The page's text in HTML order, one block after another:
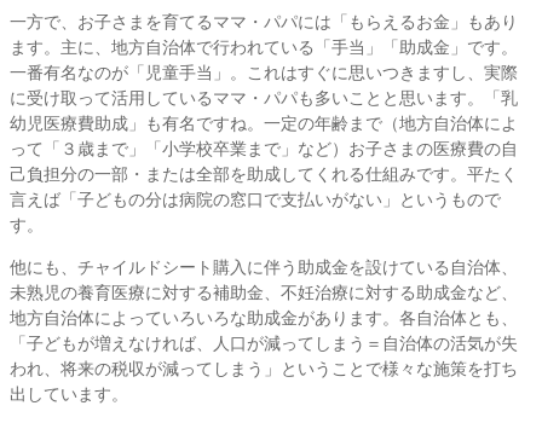
一方で、お子さまを育てるママ・パパには「もらえるお金」もあり
ます。主に、地方自治体で行われている「手当」「助成金」です。
一番有名なのが「児童手当」。これはすぐに思いつきますし、実際
に受け取って活用しているママ・パパも多いことと思います。「乳
幼児医療費助成」も有名ですね。一定の年齢まで（地方自治体によ
って「３歳まで」「小学校卒業まで」など）お子さまの医療費の自
己負担分の一部・または全部を助成してくれる仕組みです。平たく
言えば「子どもの分は病院の窓口で支払いがない」というもので
す。
他にも、チャイルドシート購入に伴う助成金を設けている自治体、
未熟児の養育医療に対する補助金、不妊治療に対する助成金など、
地方自治体によっていろいろな助成金があります。各自治体とも、
「子どもが増えなければ、人口が減ってしまう＝自治体の活気が失
われ、将来の税収が減ってしまう」ということで様々な施策を打ち
出しています。